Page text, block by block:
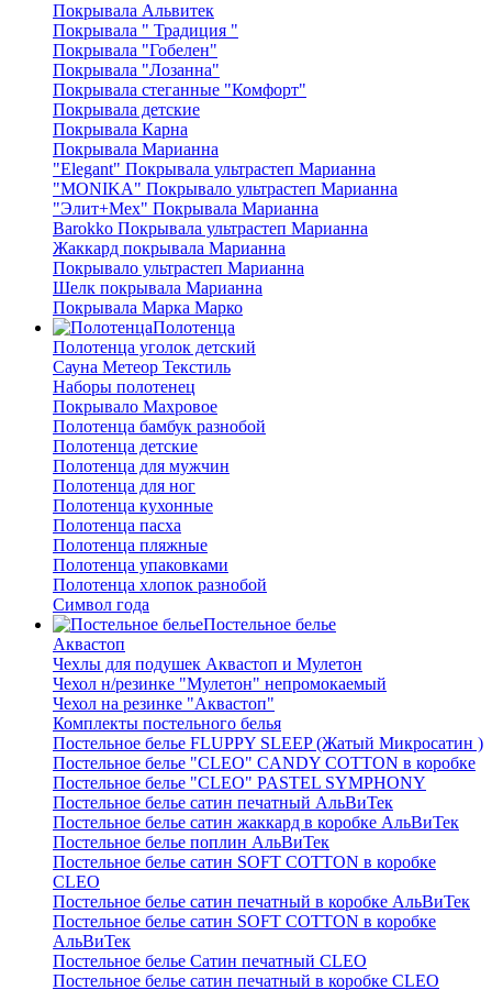
Покрывала Альвитек
Покрывала " Традиция "
Покрывала "Гобелен"
Покрывала "Лозанна"
Покрывала стеганные "Комфорт"
Покрывала детские
Покрывала Карна
Покрывала Марианна
"Elegant" Покрывала ультрастеп Марианна
"MONIKA" Покрывало ультрастеп Марианна
"Элит+Мех" Покрывала Марианна
Barokko Покрывала ультрастеп Марианна
Жаккард покрывала Марианна
Покрывало ультрастеп Марианна
Шелк покрывала Марианна
Покрывала Марка Марко
Полотенца
Полотенца уголок детский
Сауна Метеор Текстиль
Наборы полотенец
Покрывало Махровое
Полотенца бамбук разнобой
Полотенца детские
Полотенца для мужчин
Полотенца для ног
Полотенца кухонные
Полотенца пасха
Полотенца пляжные
Полотенца упаковками
Полотенца хлопок разнобой
Символ года
Постельное белье
Аквастоп
Чехлы для подушек Аквастоп и Мулетон
Чехол н/резинке "Мулетон" непромокаемый
Чехол на резинке "Аквастоп"
Комплекты постельного белья
Постельное белье FLUPPY SLEEP (Жатый Микросатин )
Постельное белье "CLEO" CANDY COTTON в коробке
Постельное белье "CLEO" PASTEL SYMPHONY
Постельное белье сатин печатный АльВиТек
Постельное белье сатин жаккард в коробке АльВиТек
Постельное белье поплин АльВиТек
Постельное белье сатин SOFT COTTON в коробке
CLEO
Постельное белье сатин печатный в коробке АльВиТек
Постельное белье сатин SOFT COTTON в коробке
АльВиТек
Постельное белье Сатин печатный CLEO
Постельное белье сатин печатный в коробке CLEO